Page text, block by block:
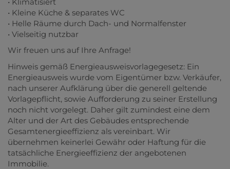
• Kleine Küche & separates WC
• Helle Räume durch Dach- und Normalfenster
• Vielseitig nutzbar
Wir freuen uns auf Ihre Anfrage!
Hinweis gemäß Energieausweisvorlagegesetz: Ein
Energieausweis wurde vom Eigentümer bzw. Verkäufer,
nach unserer Aufklärung über die generell geltende
Vorlagepflicht, sowie Aufforderung zu seiner Erstellung
noch nicht vorgelegt. Daher gilt zumindest eine dem
Alter und der Art des Gebäudes entsprechende
Gesamtenergieeffizienz als vereinbart. Wir
übernehmen keinerlei Gewähr oder Haftung für die
tatsächliche Energieeffizienz der angebotenen
Immobilie.